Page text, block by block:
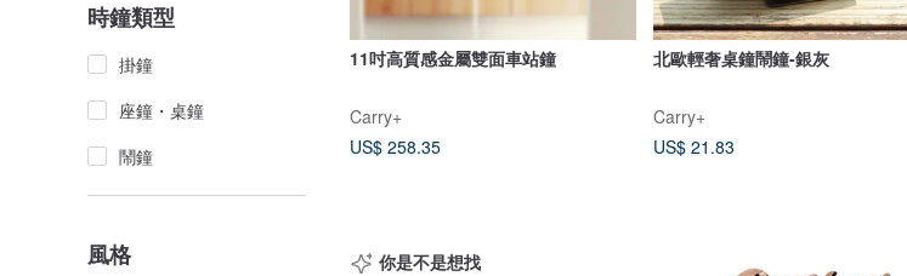
時鐘類型
掛鐘
座鐘・桌鐘
鬧鐘
風格
11吋高質感金屬雙面車站鐘
Carry+
US$ 258.35
北歐輕奢桌鐘鬧鐘-銀灰
Carry+
US$ 21.83
你是不是想找